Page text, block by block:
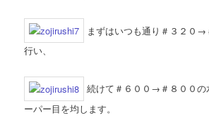
まずはいつも通り＃３２０→
行い、
続けて＃６００→＃８００の
ーパー目を均します。